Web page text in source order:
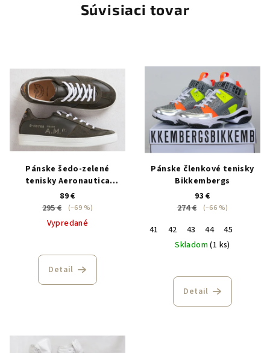
Súvisiaci tovar
Pánske šedo-zelené
tenisky Aeronautica
Militare
89 €
295 €
(–69 %)
Vypredané
Detail
Pánske členkové tenisky
Bikkembergs
93 €
274 €
(–66 %)
41 42 43 44
45
Skladom(1 ks)
Detail